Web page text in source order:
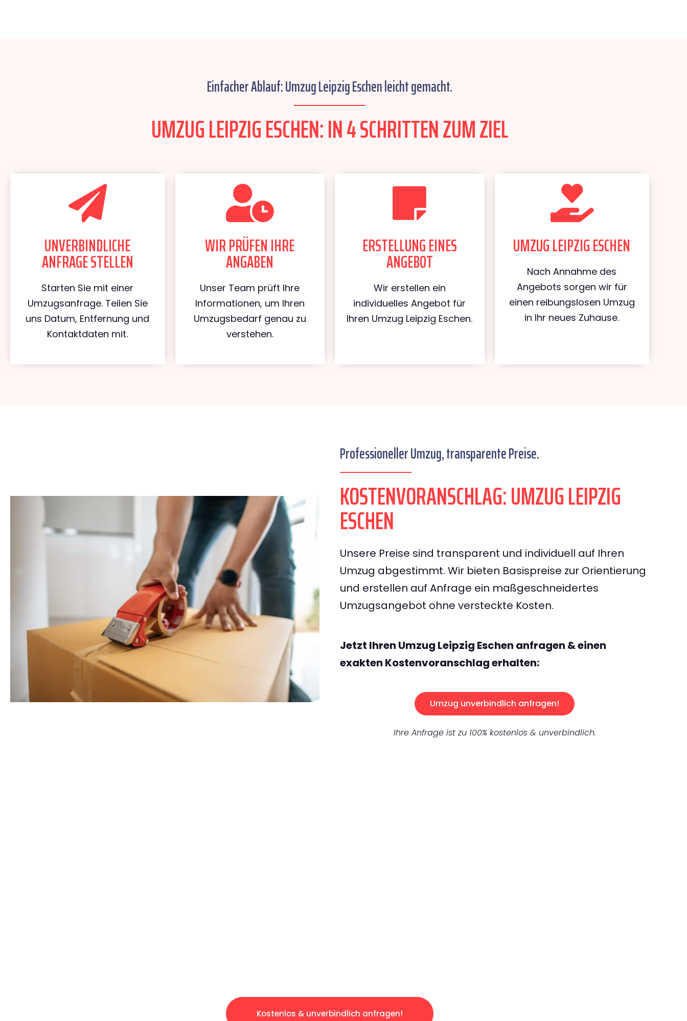
Einfacher Ablauf: Umzug Leipzig Eschen leicht gemacht.
UMZUG LEIPZIG ESCHEN: IN 4 SCHRITTEN ZUM ZIEL
UNVERBINDLICHE
ANFRAGE STELLEN
Starten Sie mit einer
Umzugsanfrage. Teilen Sie
uns Datum, Entfernung und
Kontaktdaten mit.
WIR PRÜFEN IHRE
ANGABEN
Unser Team prüft Ihre
Informationen, um Ihren
Umzugsbedarf genau zu
verstehen.
ERSTELLUNG EINES
ANGEBOT
Wir erstellen ein
individuelles Angebot für
Ihren Umzug Leipzig Eschen.
UMZUG LEIPZIG ESCHEN
Nach Annahme des
Angebots sorgen wir für
einen reibungslosen Umzug
in Ihr neues Zuhause.
Professioneller Umzug, transparente Preise.
KOSTENVORANSCHLAG: UMZUG LEIPZIG
ESCHEN
Unsere Preise sind transparent und individuell auf Ihren
Umzug abgestimmt. Wir bieten Basispreise zur Orientierung
und erstellen auf Anfrage ein maßgeschneidertes
Umzugsangebot ohne versteckte Kosten.
Jetzt Ihren Umzug Leipzig Eschen anfragen & einen
exakten Kostenvoranschlag erhalten:
Umzug unverbindlich anfragen!
Ihre Anfrage ist zu 100% kostenlos & unverbindlich.
Kostenlos & unverbindlich anfragen!